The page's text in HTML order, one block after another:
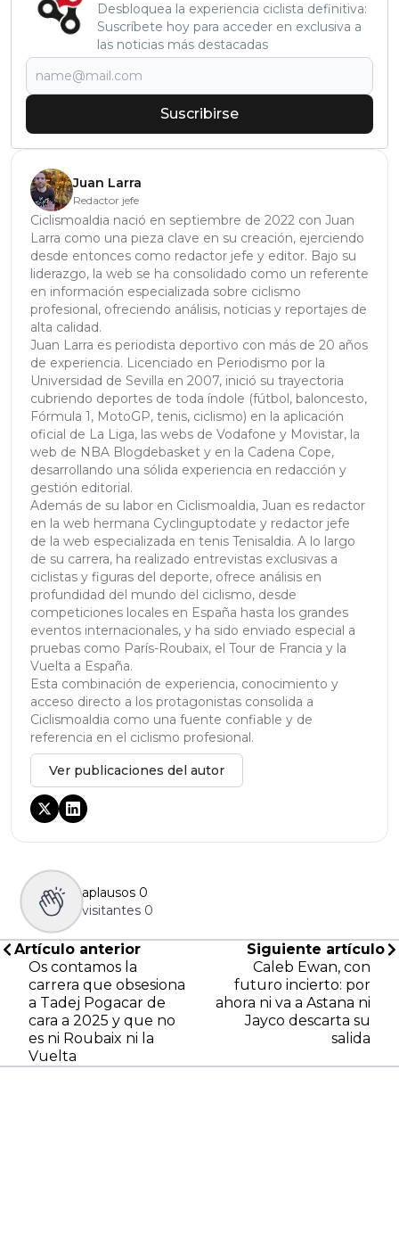
Desbloquea la experiencia ciclista definitiva:
Suscríbete hoy para acceder en exclusiva a
las noticias más destacadas
Suscribirse
Juan Larra
Redactor jefe
Ciclismoaldia nació en septiembre de 2022 con Juan
Larra como una pieza clave en su creación, ejerciendo
desde entonces como redactor jefe y editor. Bajo su
liderazgo, la web se ha consolidado como un referente
en información especializada sobre ciclismo
profesional, ofreciendo análisis, noticias y reportajes de
alta calidad.
Juan Larra es periodista deportivo con más de 20 años
de experiencia. Licenciado en Periodismo por la
Universidad de Sevilla en 2007, inició su trayectoria
cubriendo deportes de toda índole (fútbol, baloncesto,
Fórmula 1, MotoGP, tenis, ciclismo) en la aplicación
oficial de La Liga, las webs de Vodafone y Movistar, la
web de NBA Blogdebasket y en la Cadena Cope,
desarrollando una sólida experiencia en redacción y
gestión editorial.
Además de su labor en Ciclismoaldia, Juan es redactor
en la web hermana Cyclinguptodate y redactor jefe
de la web especializada en tenis Tenisaldia. A lo largo
de su carrera, ha realizado entrevistas exclusivas a
ciclistas y figuras del deporte, ofrece análisis en
profundidad del mundo del ciclismo, desde
competiciones locales en España hasta los grandes
eventos internacionales, y ha sido enviado especial a
pruebas como París-Roubaix, el Tour de Francia y la
Vuelta a España.
Esta combinación de experiencia, conocimiento y
acceso directo a los protagonistas consolida a
Ciclismoaldia como una fuente confiable y de
referencia en el ciclismo profesional.
Ver publicaciones del autor
aplausos 0
visitantes 0
Artículo anterior
Os contamos la
carrera que obsesiona
a Tadej Pogacar de
cara a 2025 y que no
es ni Roubaix ni la
Vuelta
Siguiente artículo
Caleb Ewan, con
futuro incierto: por
ahora ni va a Astana ni
Jayco descarta su
salida